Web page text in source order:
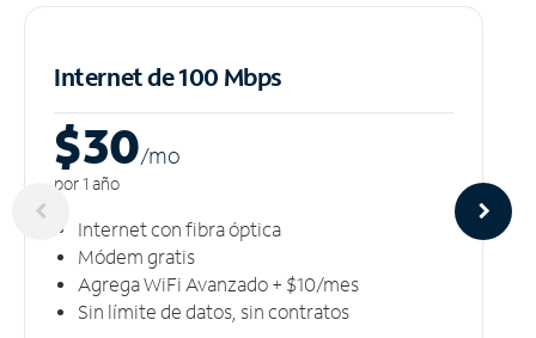
Internet de 100 Mbps
$30/mo
por 1 año
Internet con fibra óptica
Módem gratis
Agrega WiFi Avanzado + $10/mes
Sin límite de datos, sin contratos